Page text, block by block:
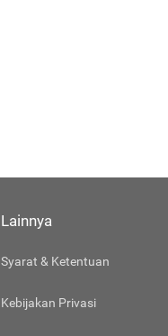
Lainnya
Syarat & Ketentuan
Kebijakan Privasi